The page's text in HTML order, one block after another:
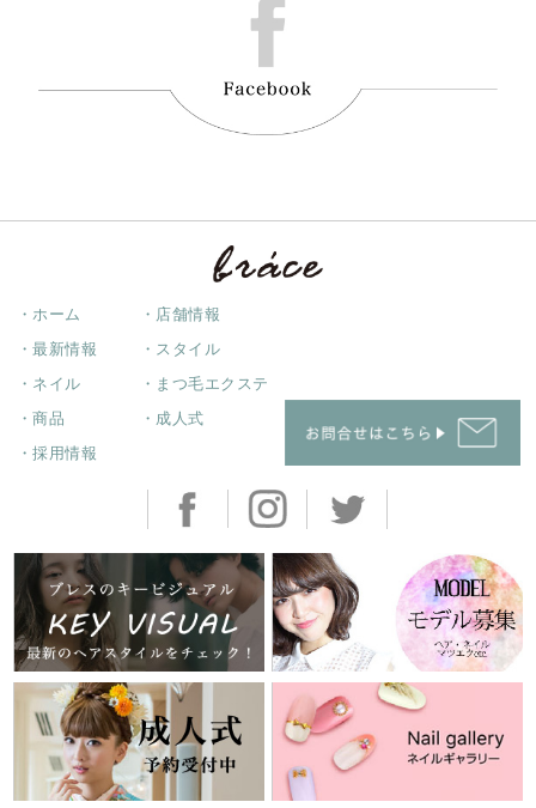
・ホーム ・店舗情報
・最新情報 ・スタイル
・ネイル ・まつ毛エクステ
・商品 ・成人式
・採用情報